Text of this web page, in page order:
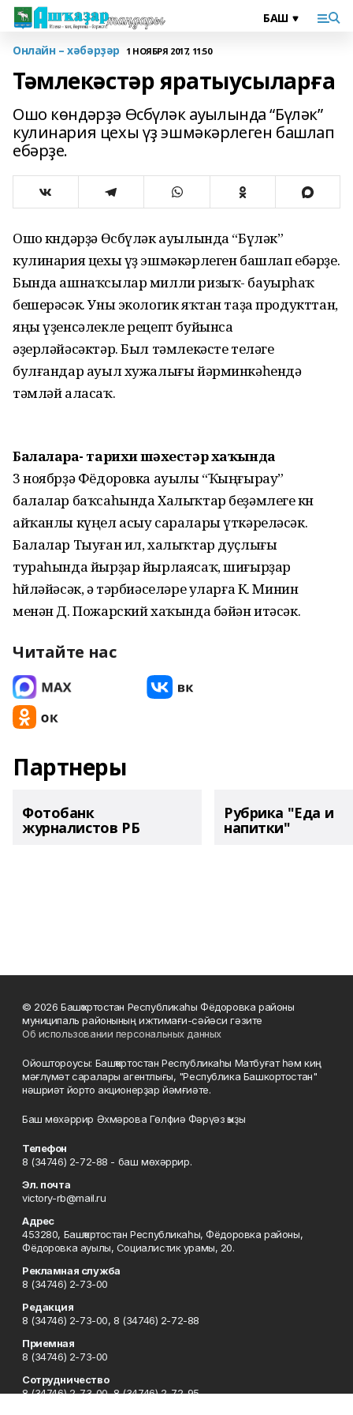
Онлайн – хәбәрҙәр 1 НОЯБРЯ 2017, 11:50
Тәмлекәстәр яратыусыларға
Ошо көндәрҙә Өсбүләк ауылында “Бүләк”
кулинария цехы үҙ эшмәкәрлеген башлап
ебәрҙе.
Ошо көндәрҙә Өсбүләк ауылында “Бүләк”
кулинария цехы үҙ эшмәкәрлеген башлап ебәрҙе.
Бында ашнаҡсылар милли ризыҡ- бауырһаҡ
бешерәсәк. Уны экологик яҡтан таҙа продукттан,
яңы үҙенсәлекле рецепт буйынса
әҙерләйәсәктәр. Был тәмлекәсте теләге
булғандар ауыл хужалығы йәрминкәһендә
тәмләй аласаҡ.
Балаларға- тарихи шәхестәр хаҡында
3 ноябрҙә Фёдоровка ауылы “Ҡыңғырау”
балалар баҡсаһында Халыҡтар беҙәмлеге көнө
айҡанлы күңел асыу саралары үткәреләсәк.
Балалар Тыуған ил, халыҡтар дуҫлығы
тураһында йырҙар йырлаясаҡ, шиғырҙар
һөйләйәсәк, ә тәрбиәселәре уларға К. Минин
менән Д. Пожарский хаҡында бәйән итәсәк.
Читайте нас
Партнеры
Фотобанк
журналистов РБ
Рубрика "Еда и
напитки"
© 2026 Башҡортостан Республикаһы Фёдоровка районы
муниципаль районының ижтимағи-сәйәси гәзите
Об использовании персональных данных
Ойоштороусы: Башҡортостан Республикаһы Матбуғат һәм киң
мәғлүмәт саралары агентлығы, "Республика Башкортостан"
нәшриәт йорто акционерҙар йәмғиәте.
Баш мөхәррир Әхмәрова Гөлфиә Фәрүәз ҡыҙы
Телефон
8 (34746) 2-72-88 - баш мөхәррир.
Эл. почта
victory-rb@mail.ru
Адрес
453280, Башҡортостан Республикаһы, Фёдоровка районы,
Фёдоровка ауылы, Социалистик урамы, 20.
Рекламная служба
8 (34746) 2-73-00
Редакция
8 (34746) 2-73-00, 8 (34746) 2-72-88
Приемная
8 (34746) 2-73-00
Сотрудничество
8 (34746) 2-73-00, 8 (34746) 2-72-95